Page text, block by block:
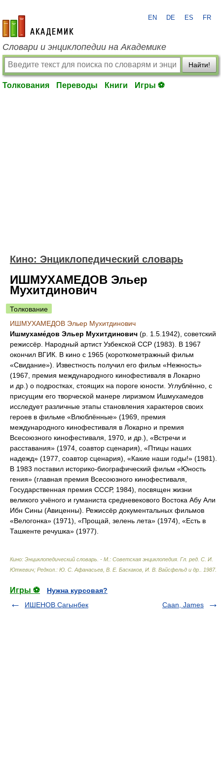
academic.ru
EN DE ES FR
Словари и энциклопедии на Академике
Найти!
Толкования Переводы Книги Игры ⚽
Кино: Энциклопедический словарь
ИШМУХАМЕДОВ Эльер
Мухитдинович
Толкование
ИШМУХАМЕДОВ Эльер Мухитдинович
Ишмухаме́дов Эльер Мухитдинович (р. 1.5.1942), советский
режиссёр. Народный артист Узбекской ССР (1983). В 1967
окончил ВГИК. В кино с 1965 (короткометражный фильм
«Свидание»). Известность получил его фильм «Нежность»
(1967, премия международного кинофестиваля в Локарно
и др.) о подростках, стоящих на пороге юности. Углублённо, с
присущим его творческой манере лиризмом Ишмухамедов
исследует различные этапы становления характеров своих
героев в фильме «Влюблённые» (1969, премия
международного кинофестиваля в Локарно и премия
Всесоюзного кинофестиваля, 1970, и др.), «Встречи и
расставания» (1974, соавтор сценария), «Птицы наших
надежд» (1977, соавтор сценария), «Какие наши годы!» (1981).
В 1983 поставил историко-биографический фильм «Юность
гения» (главная премия Всесоюзного кинофестиваля,
Государственная премия СССР, 1984), посвящен жизни
великого учёного и гуманиста средневекового Востока Абу Али
Ибн Сины (Авиценны). Режиссёр документальных фильмов
«Велогонка» (1971), «Прощай, зелень лета» (1974), «Есть в
Ташкенте речушка» (1977).
Кино: Энциклопедический словарь. - М.: Советская энциклопедия Гл. ред. С. И.
Юткевич; Редкол.: Ю. С. Афанасьев, В. Е. Баскаков, И. В. Вайсфельд и др.
1987.
Игры ⚽
Нужна курсовая?
ИШЕНОВ Сагынбек
Сааn, James